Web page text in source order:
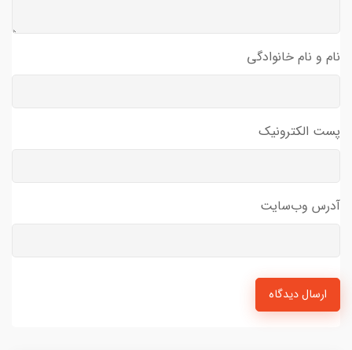
نام و نام خانوادگی
پست الکترونیک
آدرس وب‌سایت
ارسال دیدگاه